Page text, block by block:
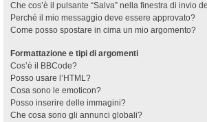
Che cos’è il pulsante “Salva” nella finestra di invio
Perché il mio messaggio deve essere approvato?
Come posso spostare in cima un mio argomento?
Formattazione e tipi di argomenti
Cos’è il BBCode?
Posso usare l’HTML?
Cosa sono le emoticon?
Posso inserire delle immagini?
Che cosa sono gli annunci globali?